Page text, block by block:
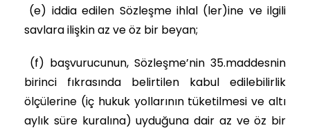
(e) iddia edilen Sözleşme ihlal (ler)ine ve ilgili
savlara ilişkin az ve öz bir beyan;
(f) başvurucunun, Sözleşme’nin 35.maddesnin
birinci fıkrasında belirtilen kabul edilebilirlik
ölçülerine (iç hukuk yollarının tüketilmesi ve altı
aylık süre kuralına) uyduğuna dair az ve öz bir